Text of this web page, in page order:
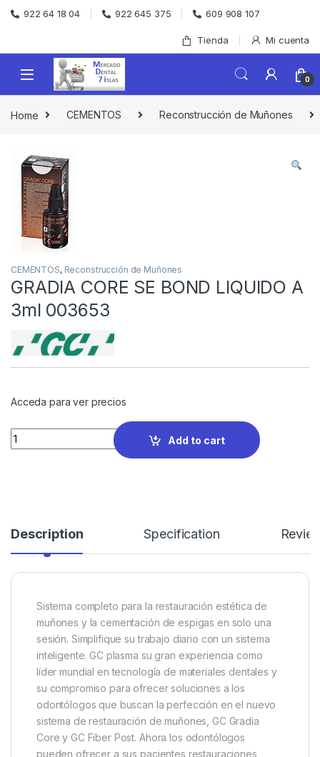
Skip to navigation
Skip to content
922 64 18 04 922 645 375 609 908 107
Tienda Mi cuenta
0
Home CEMENTOS Reconstrucción de Muñones
CEMENTOS, Reconstrucción de Muñones
GRADIA CORE SE BOND LIQUIDO A
3ml 003653
Acceda para ver precios
Quantity
Add to cart
Description Specification
Sistema completo para la restauración estética de
muñones y la cementación de espigas en solo una
sesión. Simplifique su trabajo diario con un sistema
inteligente. GC plasma su gran experiencia como
líder mundial en tecnología de materiales dentales y
su compromiso para ofrecer soluciones a los
odontólogos que buscan la perfección en el nuevo
sistema de restauración de muñones, GC Gradia
Core y GC Fiber Post. Ahora los odontólogos
pueden ofrecer a sus pacientes restauraciones